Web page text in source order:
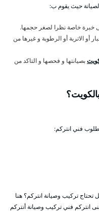
حيث يقوم ب:
خبرة خاصة نظرا لصغر حجمها.
أو الاتربة أو الرطوبة و غيرها من
بصيانتها و فحصها و التاكد من
فني انتركم:
تحتاج تركيب وصيانة انتركم؟ هنا
انتركم فني تركيب وصيانة أنتركم